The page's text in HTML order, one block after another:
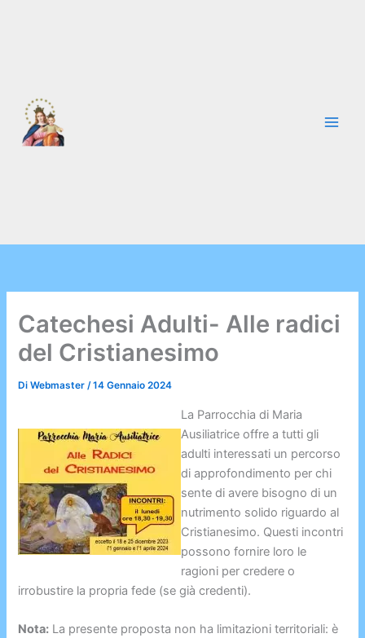
Catechesi Adulti- Alle radici
del Cristianesimo
DiWebmaster/14 Gennaio 2024
La Parrocchia di Maria
Ausiliatrice offre a tutti gli
adulti interessati un percorso
di approfondimento per chi
sente di avere bisogno di un
nutrimento solido riguardo al
Cristianesimo. Questi incontri
possono fornire loro le
ragioni per credere o
irrobustire la propria fede (se già credenti).
Nota: La presente proposta non ha limitazioni territoriali: è